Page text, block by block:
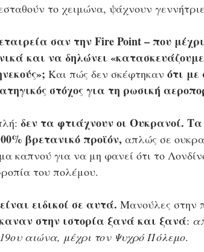
το χειμώνα, ψάχνουν
σαν την Fire Point – που
και να δηλώνει
Και πώς δεν σκέφτηκαν ότι με
στόχος για τη ρωσική
δεν τα φτιάχνουν οι Ουκρανοί.
βρετανικό προϊόν, απλώς σε
καπνού για να μη φανεί ότι το
του πολέμου.
ειδικοί σε αυτά. Μανούλες στην
στην ιστορία ξανά και ξανά:
αιώνα, μέχρι τον Ψυχρό Πόλεμο.